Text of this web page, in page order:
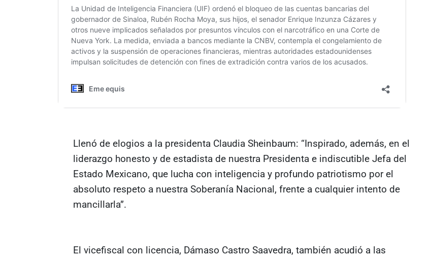
Llenó de elogios a la presidenta Claudia Sheinbaum: “Inspirado, además, en el
liderazgo honesto y de estadista de nuestra Presidenta e indiscutible Jefa del
Estado Mexicano, que lucha con inteligencia y profundo patriotismo por el
absoluto respeto a nuestra Soberanía Nacional, frente a cualquier intento de
mancillarla”.
El vicefiscal con licencia, Dámaso Castro Saavedra, también acudió a las